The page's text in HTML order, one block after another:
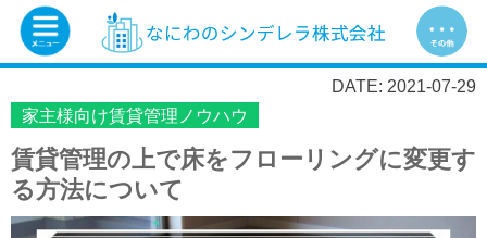
DATE: 2021-07-29
家主様向け賃貸管理ノウハウ
賃貸管理の上で床をフローリングに変更す
る方法について